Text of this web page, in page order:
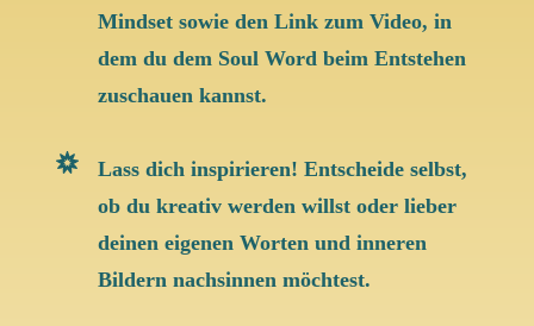
Mindset sowie den Link zum Video, in
dem du dem Soul Word beim Entstehen
zuschauen kannst.
Lass dich inspirieren! Entscheide selbst,
ob du kreativ werden willst oder lieber
deinen eigenen Worten und inneren
Bildern nachsinnen möchtest.